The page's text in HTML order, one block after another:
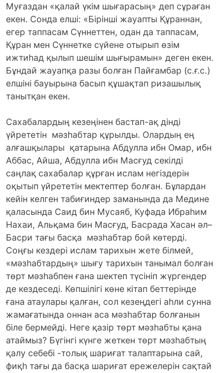
Муғаздан «қалай үкім шығарасың» деп сұраған
екен. Сонда елші: «Бірінші жауапты Құраннан,
егер таппасам Сүннеттен, одан да таппасам,
Құран мен Сүннетке сүйене отырып өзім
ижтиһад қылып шешім шығырамын» деген екен.
Бұндай жауапқа разы болған Пайғамбар (с.ғ.с.)
елшіні бауырына басып құшақтап ризашылық
танытқан екен.
Сахабалардың кезеңінен бастап-ақ дінді
үйрететін мәзһабтар құрылды. Олардың ең
алғашқылары қатарына Абдулла ибн Омар, ибн
Аббас, Айша, Абдулла ибн Масғуд секілді
саңлақ сахабалар құрған ислам негіздерін
оқытып үйрететін мектептер болған. Бұлардан
кейін келген табиғиндер заманында да Медине
қаласында Саид бин Мусаяб, Куфада Ибраһим
Нахаи, Альқама бин Масғуд, Басрада Хасан әл–
Басри тағы басқа мәзһабтар бой көтерді.
Соңғы кездері ислам тарихын жете білмей,
«мәзһабтардың» шығу тарихын танымал болған
төрт мәзһабпен ғана шектеп түсініп жүргендер
де кездеседі. Көпшілігі көне кітап беттерінде
ғана атаулары қалған, сол кезеңдегі аһли сунна
жамағатында оннан аса мәзһабтар болғанын
біле бермейді. Неге қазір төрт мәзһабты қана
атаймыз? Бүгінгі күнге жеткен төрт мәзһабтың
қалу себебі -толық шариғат талаптарына сай,
фиқһ тағы да басқа шариғат ережелерін сақтай